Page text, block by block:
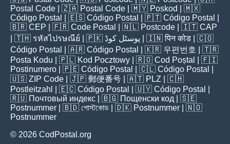
Postal Code | 🇿🇦 Postal Code | 🇲🇾 Poskod
| 🇲🇽
Código Postal
| 🇪🇸 Código Postal | 🇵🇹 Código Postal
🇧🇷 CEP | 🇫🇷 Code Postal | 🇳🇱 Postcode | 🇮🇹 CAP
| 🇹🇭 รหัสไปรษณีย์ | 🇵🇰 پوسٹل کوڈ | 🇮🇳पिन कोड | 🇨🇴
Código Postal
| 🇦🇷 Código Postal | 🇰🇷 우편번호
| 🇹🇷
Posta Kodu | 🇵🇱 Kod Pocztowy | 🇷🇴 Cod Poștal
| 🇫🇮
Postinumero | 🇵🇪 Código Postal | 🇨🇱 Código Postal
🇺🇸 ZIP Code | 🇯🇵 郵便番号 | 🇦🇹 PLZ | 🇨🇭
Postleitzahl
| 🇪🇨 Código Postal | 🇺🇾 Código Postal
🇷🇺 Почтовый индекс | 🇧🇬 Пощенски код | 🇸🇪
Postnummer | 🇧🇩 পোস্টকোড | 🇩🇰 Postnummer | 🇳🇴
Postnummer
© 2026 CodPostal.org